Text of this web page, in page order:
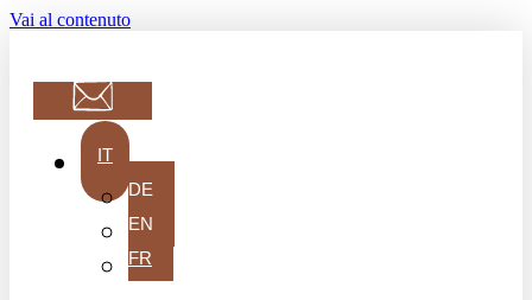
Vai al contenuto
IT
DE
EN
FR